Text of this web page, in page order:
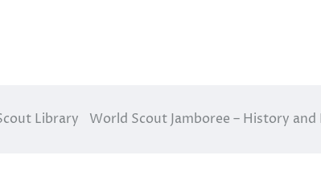
Library World Scout Jamboree – History